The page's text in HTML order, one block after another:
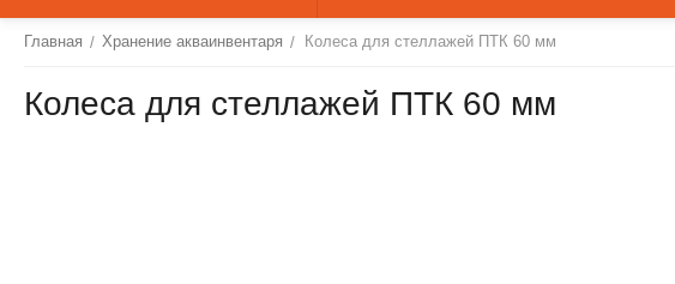
Главная / Хранение акваинвентаря / Колеса для стеллажей ПТК 60 мм
Колеса для стеллажей ПТК 60 мм